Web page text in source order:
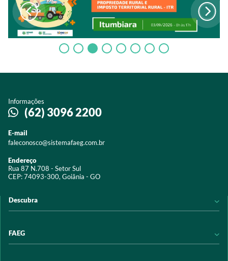
Informações
(62) 3096 2200
E-mail
faleconosco@sistemafaeg.com.br
Endereço
Rua 87 N.708 - Setor Sul
CEP: 74093-300, Goiânia - GO
Descubra
Acervo digital
FAEG